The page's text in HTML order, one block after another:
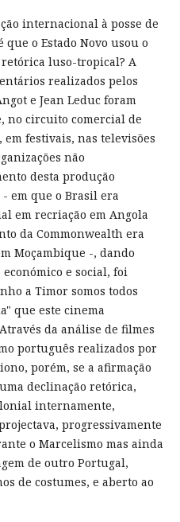
internacional à posse de
o Estado Novo usou o
luso-tropical? A
realizados pelos
e Jean Leduc foram
no circuito comercial de
festivais, nas televisões
não
desta produção
em que o Brasil era
em recriação em Angola
da Commonwealth era
Moçambique -, dando
e social, foi
a Timor somos todos
que este cinema
da análise de filmes
português realizados por
porém, se a afirmação
declinação retórica,
internamente,
progressivamente
o Marcelismo mas ainda
de outro Portugal,
de costumes, e aberto ao